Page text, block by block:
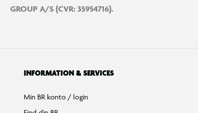
GROUP A/S (CVR: 35954716).
INFORMATION & SERVICES
Min BR konto / login